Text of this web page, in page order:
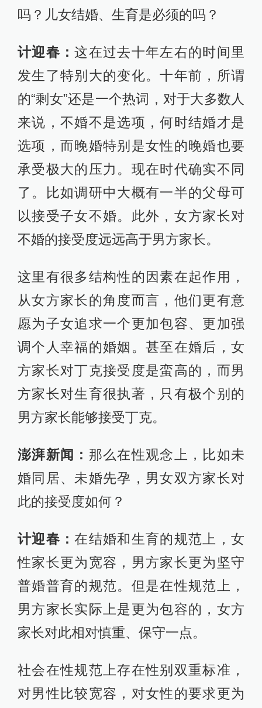
吗？儿女结婚、生育是必须的吗？
计迎春：这在过去十年左右的时间里
发生了特别大的变化。十年前，所谓
的“剩女”还是一个热词，对于大多数人
来说，不婚不是选项，何时结婚才是
选项，而晚婚特别是女性的晚婚也要
承受极大的压力。现在时代确实不同
了。比如调研中大概有一半的父母可
以接受子女不婚。此外，女方家长对
不婚的接受度远远高于男方家长。
这里有很多结构性的因素在起作用，
从女方家长的角度而言，他们更有意
愿为子女追求一个更加包容、更加强
调个人幸福的婚姻。甚至在婚后，女
方家长对丁克接受度是蛮高的，而男
方家长对生育很执著，只有极个别的
男方家长能够接受丁克。
澎湃新闻： 那么在性观念上，比如未
婚同居、未婚先孕，男女双方家长对
此的接受度如何？
计迎春：在结婚和生育的规范上，女
性家长更为宽容，男方家长更为坚守
普婚普育的规范。但是在性规范上，
男方家长实际上是更为包容的，女方
家长对此相对慎重、保守一点。
社会在性规范上存在性别双重标准，
对男性比较宽容，对女性的要求更为